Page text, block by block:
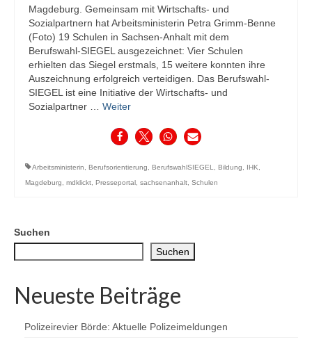
Magdeburg. Gemeinsam mit Wirtschafts- und
Sozialpartnern hat Arbeitsministerin Petra Grimm-Benne
(Foto) 19 Schulen in Sachsen-Anhalt mit dem
Berufswahl-SIEGEL ausgezeichnet: Vier Schulen
erhielten das Siegel erstmals, 15 weitere konnten ihre
Auszeichnung erfolgreich verteidigen. Das Berufswahl-
SIEGEL ist eine Initiative der Wirtschafts- und
Sozialpartner … Weiter
Arbeitsministerin, Berufsorientierung, BerufswahlSIEGEL, Bildung, IHK,
Magdeburg, mdklickt, Presseportal , sachsenanhalt, Schulen
Suchen
Suchen
Neueste Beiträge
Polizeirevier Börde: Aktuelle Polizeimeldungen